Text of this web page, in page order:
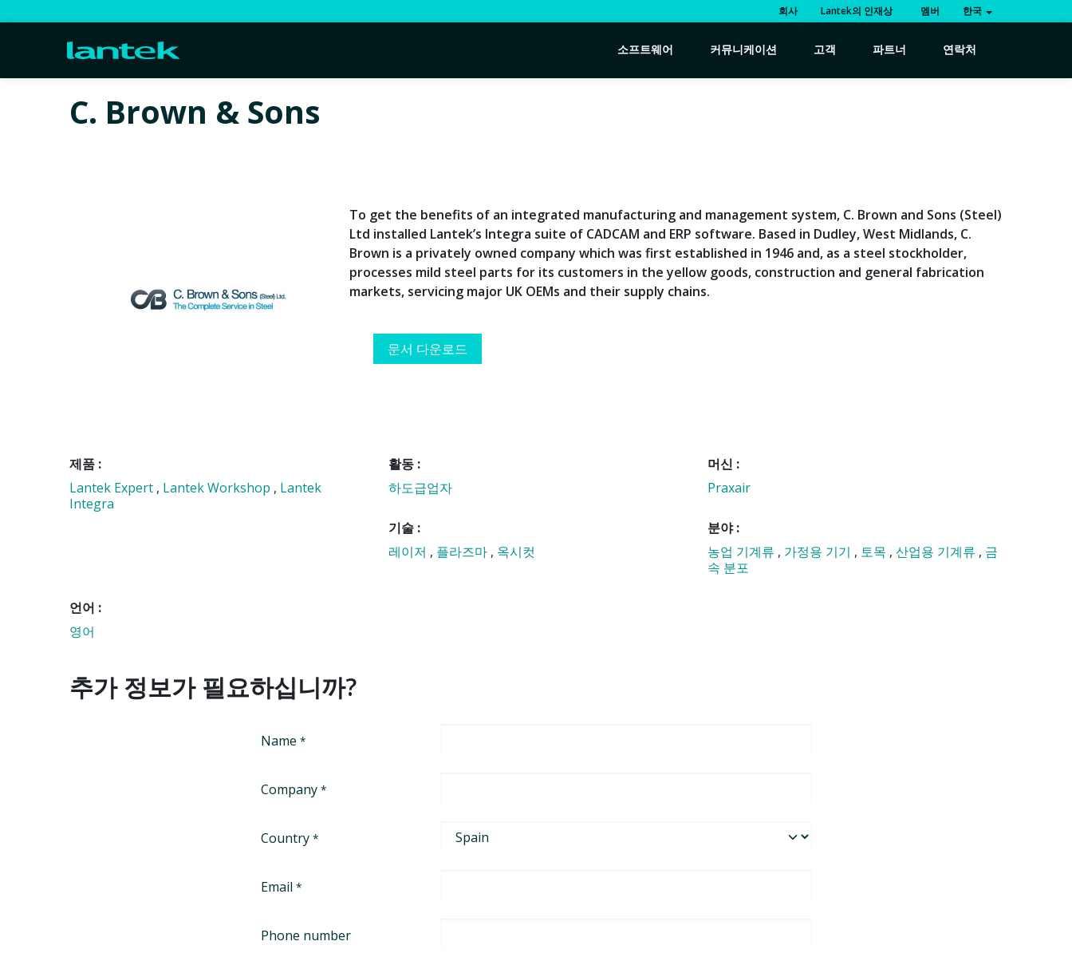
회사 Lantek의 인재상 멤버 한국
소프트웨어 커뮤니케이션 고객 파트너 연락처
C. Brown & Sons
To get the benefits of an integrated manufacturing and management system, C. Brown and Sons (Steel)
Ltd installed Lantek’s Integra suite of CADCAM and ERP software. Based in Dudley, West Midlands, C.
Brown is a privately owned company which was first established in 1946 and, as a steel stockholder,
processes mild steel parts for its customers in the yellow goods, construction and general fabrication
markets, servicing major UK OEMs and their supply chains.
문서 다운로드
제품 :
Lantek Expert , Lantek Workshop , Lantek
Integra
활동 :
하도급업자
머신 :
Praxair
기술 :
레이저 , 플라즈마 , 옥시컷
분야 :
농업 기계류 , 가정용 기기 , 토목 , 산업용 기계류 , 금
속 분포
언어 :
영어
추가 정보가 필요하십니까?